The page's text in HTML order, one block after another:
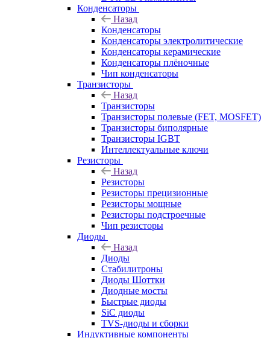
Конденсаторы
Назад
Конденсаторы
Конденсаторы электролитические
Конденсаторы керамические
Конденсаторы плёночные
Чип конденсаторы
Транзисторы
Назад
Транзисторы
Транзисторы полевые (FET, MOSFET)
Транзисторы биполярные
Транзисторы IGBT
Интеллектуальные ключи
Резисторы
Назад
Резисторы
Резисторы прецизионные
Резисторы мощные
Резисторы подстроечные
Чип резисторы
Диоды
Назад
Диоды
Стабилитроны
Диоды Шоттки
Диодные мосты
Быстрые диоды
SiC диоды
TVS-диоды и сборки
Индуктивные компоненты